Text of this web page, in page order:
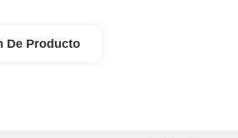
De Producto